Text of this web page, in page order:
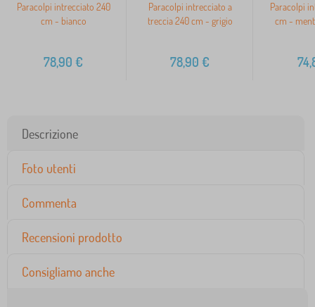
Paracolpi intrecciato 240
cm - bianco
78,90 €
Paracolpi intrecciato a
treccia 240 cm - grigio
78,90 €
Paracolpi
cm -
Descrizione
Foto utenti
Commenta
Recensioni prodotto
Consigliamo anche